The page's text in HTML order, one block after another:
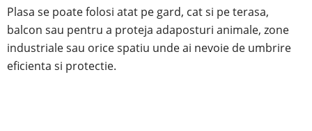
Plasa se poate folosi atat pe gard, cat si pe terasa,
balcon sau pentru a proteja adaposturi animale, zone
industriale sau orice spatiu unde ai nevoie de umbrire
eficienta si protectie.